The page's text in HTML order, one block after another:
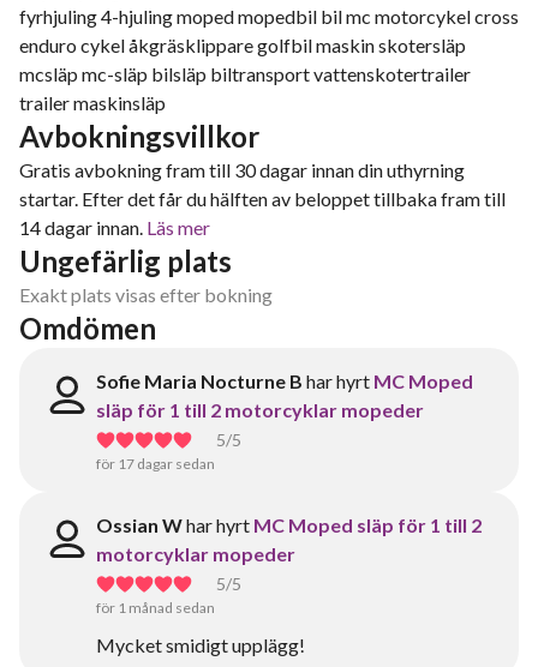
fyrhjuling 4-hjuling moped mopedbil bil mc motorcykel cross
enduro cykel åkgräsklippare golfbil maskin skotersläp
mcsläp mc-släp bilsläp biltransport vattenskotertrailer
trailer maskinsläp
Avbokningsvillkor
Gratis avbokning fram till 30 dagar innan din uthyrning
startar. Efter det får du hälften av beloppet tillbaka fram till
14 dagar innan. Läs mer
Ungefärlig plats
Exakt plats visas efter bokning
Omdömen
Sofie Maria Nocturne B har hyrt MC Moped
släp för 1 till 2 motorcyklar mopeder
5/5
för 17 dagar sedan
Ossian Whar hyrt MC Moped släp för 1 till 2
motorcyklar mopeder
5/5
för 1 månad sedan
Mycket smidigt upplägg!